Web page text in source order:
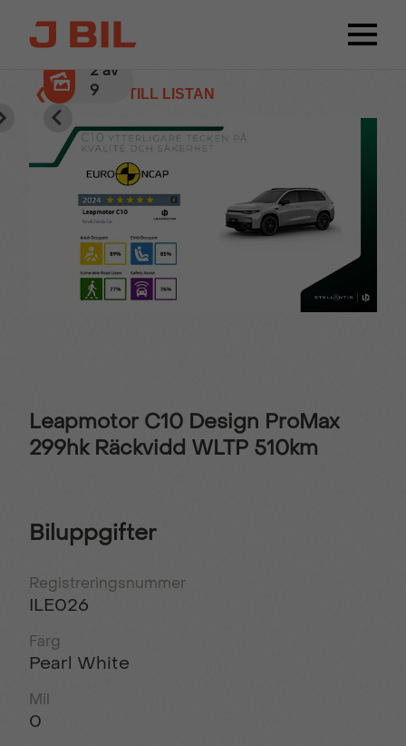
❮ TILLBAKA TILL LISTAN
2av
9
Leapmotor C10 Design ProMax
299hk Räckvidd WLTP 510km
Biluppgifter
Registreringsnummer
ILE026
Färg
Pearl White
Mil
0